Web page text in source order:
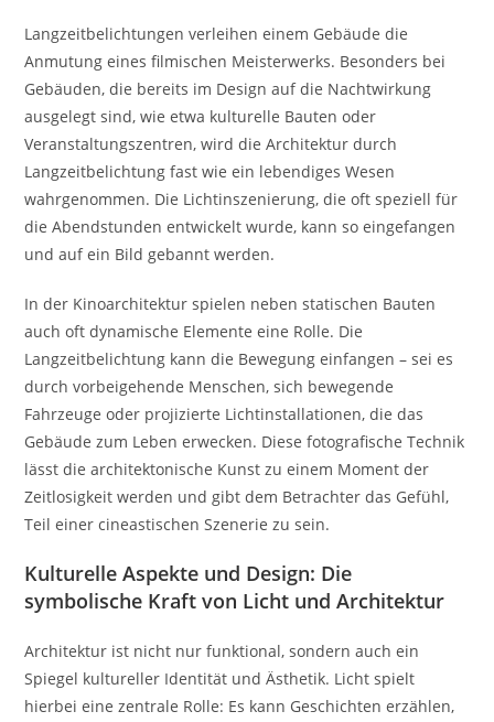
Langzeitbelichtungen verleihen einem Gebäude die
Anmutung eines filmischen Meisterwerks. Besonders bei
Gebäuden, die bereits im Design auf die Nachtwirkung
ausgelegt sind, wie etwa kulturelle Bauten oder
Veranstaltungszentren, wird die Architektur durch
Langzeitbelichtung fast wie ein lebendiges Wesen
wahrgenommen. Die Lichtinszenierung, die oft speziell für
die Abendstunden entwickelt wurde, kann so eingefangen
und auf ein Bild gebannt werden.
In der Kinoarchitektur spielen neben statischen Bauten
auch oft dynamische Elemente eine Rolle. Die
Langzeitbelichtung kann die Bewegung einfangen – sei es
durch vorbeigehende Menschen, sich bewegende
Fahrzeuge oder projizierte Lichtinstallationen, die das
Gebäude zum Leben erwecken. Diese fotografische Technik
lässt die architektonische Kunst zu einem Moment der
Zeitlosigkeit werden und gibt dem Betrachter das Gefühl,
Teil einer cineastischen Szenerie zu sein.
Kulturelle Aspekte und Design: Die
symbolische Kraft von Licht und Architektur
Architektur ist nicht nur funktional, sondern auch ein
Spiegel kultureller Identität und Ästhetik. Licht spielt
hierbei eine zentrale Rolle: Es kann Geschichten erzählen,